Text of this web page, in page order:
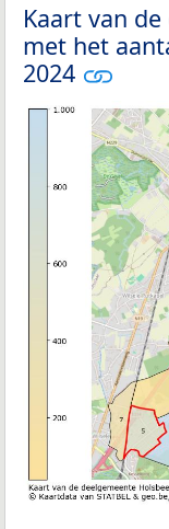
Kaart van
met het
2024